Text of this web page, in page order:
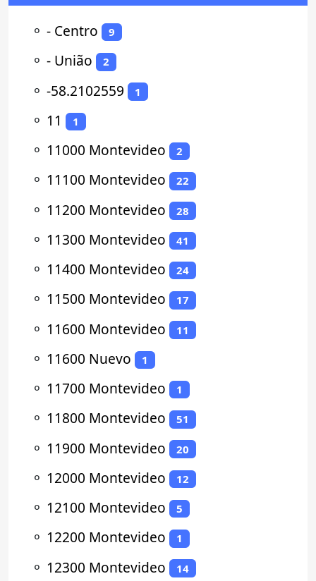
⚬ - Centro 9
⚬ - União 2
⚬ -58.2102559 1
⚬ 11 1
⚬ 11000 Montevideo 2
⚬ 11100 Montevideo 22
⚬ 11200 Montevideo 28
⚬ 11300 Montevideo 41
⚬ 11400 Montevideo 24
⚬ 11500 Montevideo 17
⚬ 11600 Montevideo 11
⚬ 11600 Nuevo 1
⚬ 11700 Montevideo 1
⚬ 11800 Montevideo 51
⚬ 11900 Montevideo 20
⚬ 12000 Montevideo 12
⚬ 12100 Montevideo 5
⚬ 12200 Montevideo 1
⚬ 12300 Montevideo 14